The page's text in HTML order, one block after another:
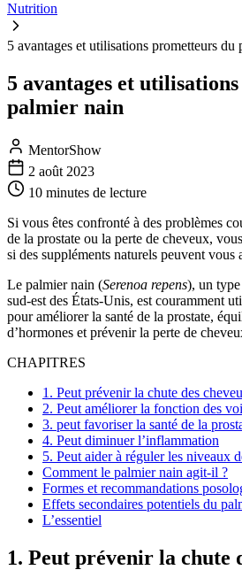
Nutrition
5 avantages et utilisations prometteurs du
5 avantages et
palmier nain
MentorShow
2 août 2023
10 minutes de lecture
Si vous êtes confronté à des problèmes
de la prostate ou la perte de cheveux,
si des suppléments naturels peuvent vous
Le palmier nain (Serenoa repens), un
sud-est des États-Unis, est couramment
pour améliorer la santé de la prostate,
d’hormones et prévenir la perte de
CHAPITRES
1. Peut prévenir la chute des
2. Peut améliorer la fonction des
3. peut favoriser la santé de la
4. Peut diminuer l’inflammation
5. Peut aider à réguler les niveaux
Comment le palmier nain agit-il ?
Formes et recommandations
Effets secondaires potentiels du
L’essentiel
1. Peut prévenir la chute